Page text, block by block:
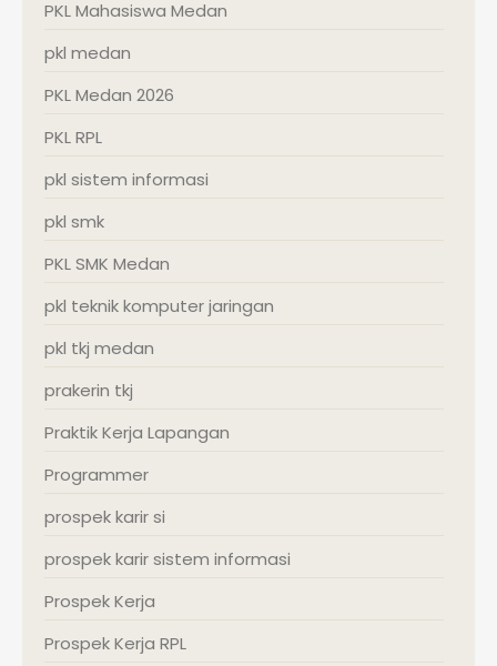
PKL Mahasiswa Medan
pkl medan
PKL Medan 2026
PKL RPL
pkl sistem informasi
pkl smk
PKL SMK Medan
pkl teknik komputer jaringan
pkl tkj medan
prakerin tkj
Praktik Kerja Lapangan
Programmer
prospek karir si
prospek karir sistem informasi
Prospek Kerja
Prospek Kerja RPL